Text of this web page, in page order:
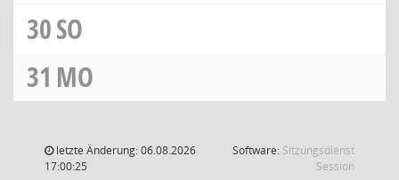
30SO
31 MO
letzte Änderung: 06.08.2026
17:00:25
Software: Sitzungsdienst
Session